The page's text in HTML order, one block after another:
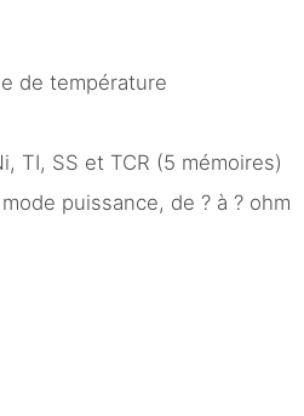
de température
TI, SS et TCR (5 mémoires)
puissance, de ? à ? ohm